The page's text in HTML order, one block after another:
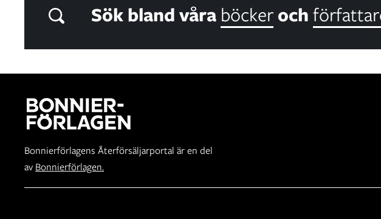
Sök bland våra böckeroch
Bonnierförlagens Återförsäljarportal är en del
av Bonnierförlagen.